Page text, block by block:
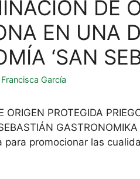
DE
EN UNA
‘SAN
Francisca García
ORIGEN PROTEGIDA
para promocionar las